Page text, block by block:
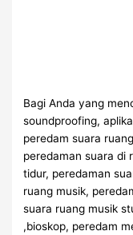
Bagi Anda yang
soundproofing,
peredam suara
peredaman suara di
tidur, peredaman
ruang musik,
suara ruang musik
,bioskop, peredam